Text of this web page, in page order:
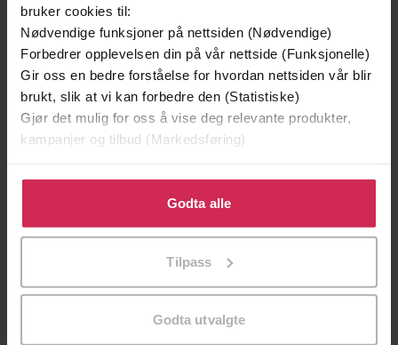
bruker cookies til:
Nødvendige funksjoner på nettsiden (Nødvendige)
Forbedrer opplevelsen din på vår nettside (Funksjonelle)
Gir oss en bedre forståelse for hvordan nettsiden vår blir
brukt, slik at vi kan forbedre den (Statistiske)
Gjør det mulig for oss å vise deg relevante produkter,
kampanjer og tilbud (Markedsføring)
Klikk på «Godta alle» for å gi oss ditt samtykke til å
bruke cookies for alle disse formålene. Du kan også
tilpasse ditt samtykke til spesifikke formål ved å klikke
Godta alle
Tilpass
Godta utvalgte
Minnesota
Utskudd
House of Comarré: Book 3